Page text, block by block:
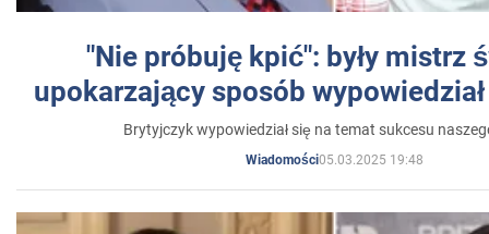
"Nie próbuję kpić": były mistrz
upokarzający sposób
Brytyjczyk wypowiedział się na temat sukcesu
Wiadomości05.03.2025 19:48